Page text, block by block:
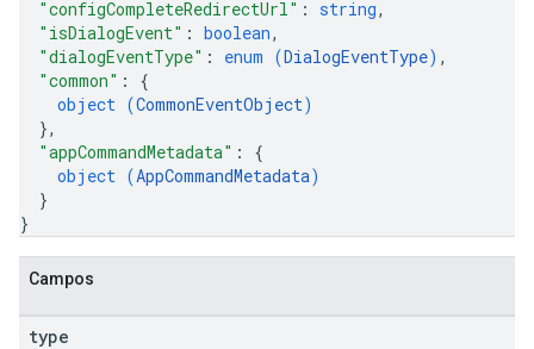
"configCompleteRedirectUrl" : string,
"isDialogEvent" : boolean,
"dialogEventType" : enum (DialogEventType) ,
"common" : {
object (CommonEventObject)
},
"appCommandMetadata" : {
object (AppCommandMetadata)
}
}
Campos
type